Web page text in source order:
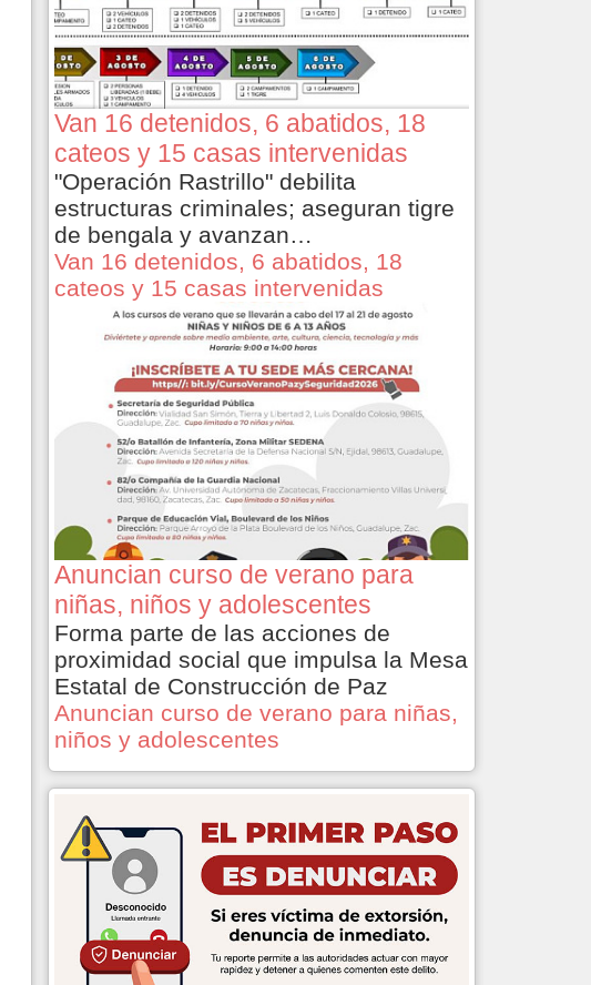
Van 16 detenidos, 6 abatidos, 18
cateos y 15 casas intervenidas
"Operación Rastrillo" debilita
estructuras criminales; aseguran tigre
de bengala y avanzan…
Van 16 detenidos, 6 abatidos, 18
cateos y 15 casas intervenidas
Anuncian curso de verano para
niñas, niños y adolescentes
Forma parte de las acciones de
proximidad social que impulsa la Mesa
Estatal de Construcción de Paz
Anuncian curso de verano para niñas,
niños y adolescentes